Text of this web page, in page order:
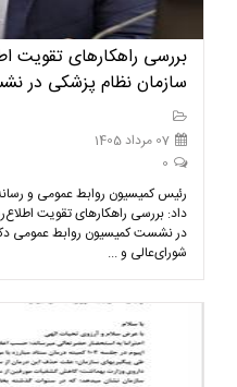
بررسی راهکارهای تقویت
سازمان نظام پزشکی در
07 مرداد 1405
0
رئیس کمیسیون روابط عمومی و
داد: بررسی راهکارهای تقویت
در نشست کمیسیون روابط عمومی
شورای‌عالی و ...